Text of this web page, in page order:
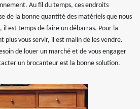
Au fil du temps, ces endroits
de la bonne quantité des matériels que nous
il est temps de faire un débarras. Pour la
plus vous servir, il est malin de les vendre.
de louer un marché et de vous engager
un brocanteur est la bonne solution.